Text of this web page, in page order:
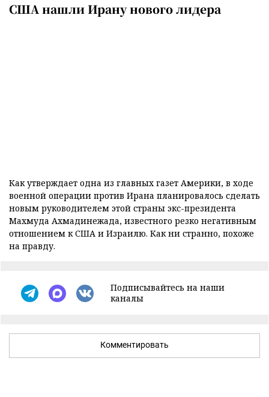
США нашли Ирану нового лидера
Как утверждает одна из главных газет Америки, в ходе
военной операции против Ирана планировалось сделать
новым руководителем этой страны экс-президента
Махмуда Ахмадинежада, известного резко негативным
отношением к США и Израилю. Как ни странно, похоже
на правду.
Подписывайтесь на наши
каналы
Комментировать